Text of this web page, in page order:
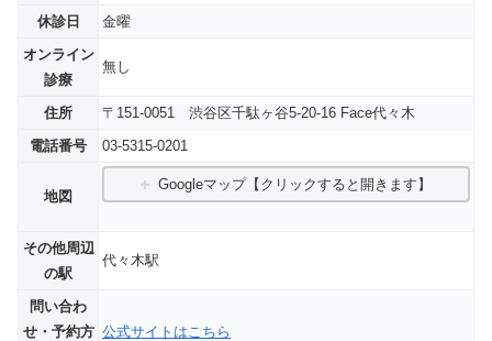
休診日
金曜
オンライン
診療
無し
住所
〒151-0051 渋谷区千駄ヶ谷5-20-16 Face代々木
電話番号
03-5315-0201
地図
Googleマップ【クリックすると開きます】
その他周辺
の駅
代々木駅
問い合わ
せ・予約方 公式サイトはこちら